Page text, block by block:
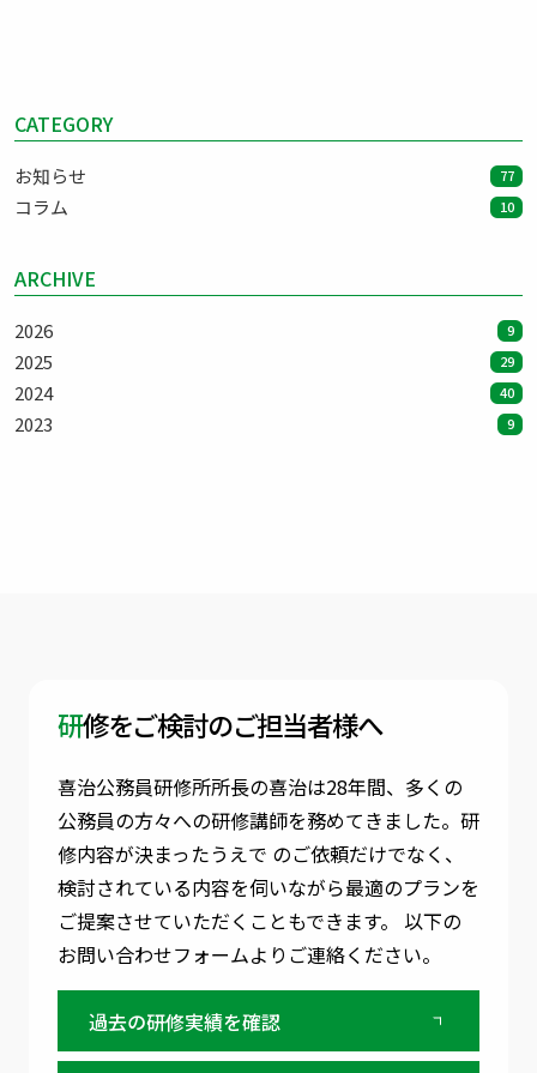
CATEGORY
お知らせ 77
コラム 10
ARCHIVE
2026 9
2025 29
2024 40
2023 9
研修をご検討のご担当者様へ
喜治公務員研修所所長の喜治は28年間、多くの
公務員の方々への研修講師を務めてきました。 研
修内容が決まったうえで のご依頼だけでなく、
検討されている内容を伺いながら最適のプランを
ご提案させていただくこともできます。 以下の
お問い合わせフォームよりご連絡ください。
過去の研修実績を確認